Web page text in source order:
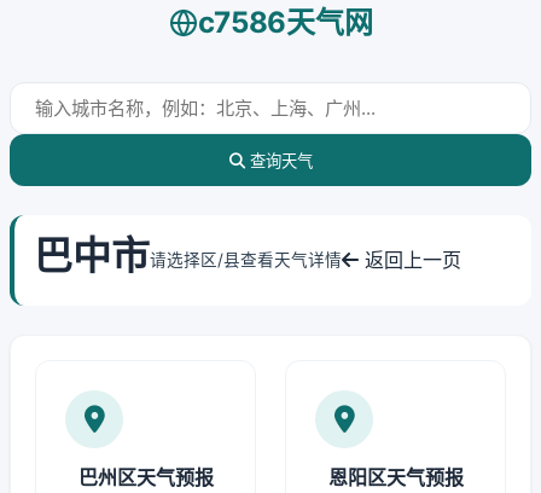
c7586天气网
查询天气
巴中市请选择区/县查看天气详情 返回上一页
巴州区天气预报 恩阳区天气预报